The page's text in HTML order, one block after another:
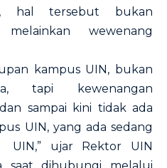
hal tersebut bukan
wewenang
kampus UIN, bukan
tapi kewenangan
sampai kini tidak ada
UIN, yang ada sedang
UIN,” ujar Rektor UIN